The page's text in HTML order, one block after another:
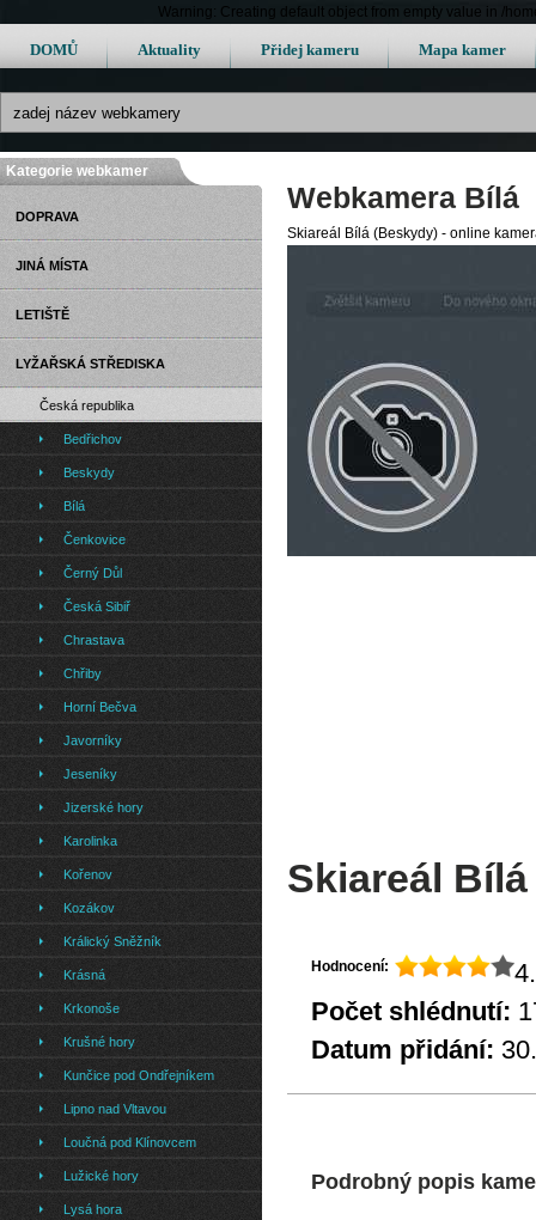
Warning: Creating default object from empty value in /
DOMŮ Aktuality Přidej kameru Mapa kamer
Webkamera Bílá
Skiareál Bílá (Beskydy) - online
Skiareál
Hodnocení:
Počet shlédnutí:
Datum přidání:
Podrobný popis
Kategorie webkamer
DOPRAVA
JINÁ MÍSTA
LETIŠTĚ
LYŽAŘSKÁ STŘEDISKA
Česká republika
Bedřichov
Beskydy
Bílá
Čenkovice
Černý Důl
Česká Sibiř
Chrastava
Chřiby
Horní Bečva
Javorníky
Jeseníky
Jizerské hory
Karolinka
Kořenov
Kozákov
Králický Sněžník
Krásná
Krkonoše
Krušné hory
Kunčice pod Ondřejníkem
Lipno nad Vltavou
Loučná pod Klínovcem
Lužické hory
Lysá hora